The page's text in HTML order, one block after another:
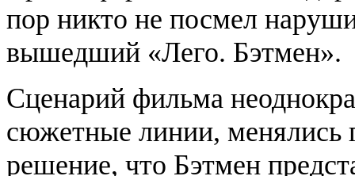
пор никто не посмел
вышедший «Лего. Бэтмен».
Сценарий фильма
сюжетные линии, менялись
решение, что Бэтмен